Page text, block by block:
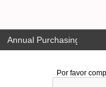
Annual Purchasing Plan
Por favor